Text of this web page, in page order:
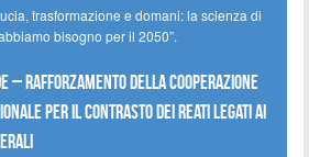
trasformazione e domani: la scienza di
bisogno per il 2050”.
– Rafforzamento della cooperazione
per il contrasto dei reati legati ai